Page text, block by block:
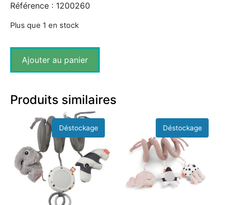
Référence : 1200260
Plus que 1 en stock
Ajouter au panier
Produits similaires